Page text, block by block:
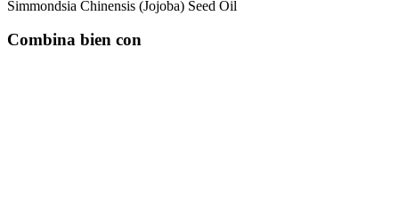
Simmondsia Chinensis (Jojoba) Seed Oil
Combina bien con